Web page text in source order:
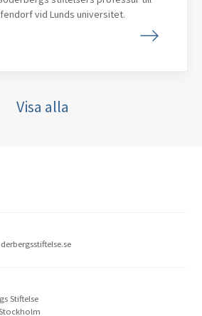
Visa alla
vid Lunds universitet.
Stiftelse